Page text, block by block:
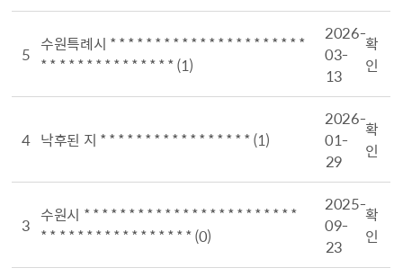
5 수원특례시 * * * * * * * * * * * * * * * * * * * * * *
* * * * * * * * * * * * * * * (1)
2026-
03-
13
확
인
4 낙후된 지 * * * * * * * * * * * * * * * * * (1)
2026-
01-
29
확
인
3 수원시 * * * * * * * * * * * * * * * * * * * * * * * *
* * * * * * * * * * * * * * * * * (0)
2025-
09-
23
확
인